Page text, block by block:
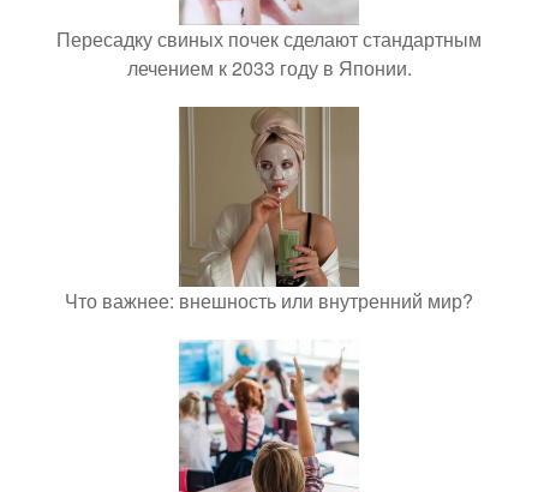
Пересадку свиных почек сделают стандартным
лечением к 2033 году в Японии.
Что важнее: внешность или внутренний мир?